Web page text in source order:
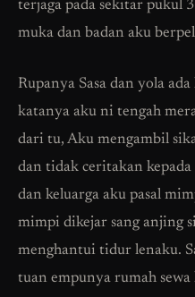
terjaga pada sekitar pukul
muka dan badan aku
Rupanya Sasa dan yola
katanya aku ni tengah
dari tu, Aku mengambil
dan tidak ceritakan kepada
dan keluarga aku pasal
mimpi dikejar sang anjing
menghantui tidur lenaku.
tuan empunya rumah